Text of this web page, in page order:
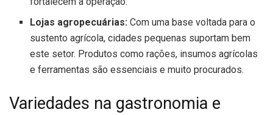
Lojas agropecuárias: Com uma base voltada para o
sustento agrícola, cidades pequenas suportam bem
este setor. Produtos como rações, insumos agrícolas
e ferramentas são essenciais e muito procurados.
Variedades na gastronomia e